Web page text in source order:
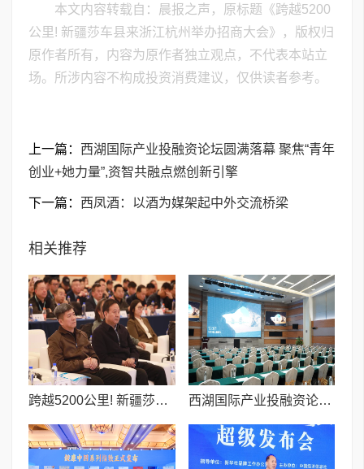
本文内容转载自：晨报之声，原标题《跨越5200
公里! 新疆莎车县来浙江杭州举办招商大会》，版权归
原作者所有，内容为原作者独立观点，不代表本站立
场。所涉内容不构成投资消费建议，仅供读者参考。
上一篇： 西湖国际产业投融资论坛圆满落幕 聚焦“青年
创业+她力量”,资智共融点燃创新引擎
下一篇： 西凤酒：以酒为媒架起中外交流桥梁
相关推荐
跨越5200公里! 新疆莎车县来浙江杭州举办招商大会 西湖国际产业投融资论坛圆满落幕 聚焦“青年创业+她力量”,资智共融点燃创新引擎